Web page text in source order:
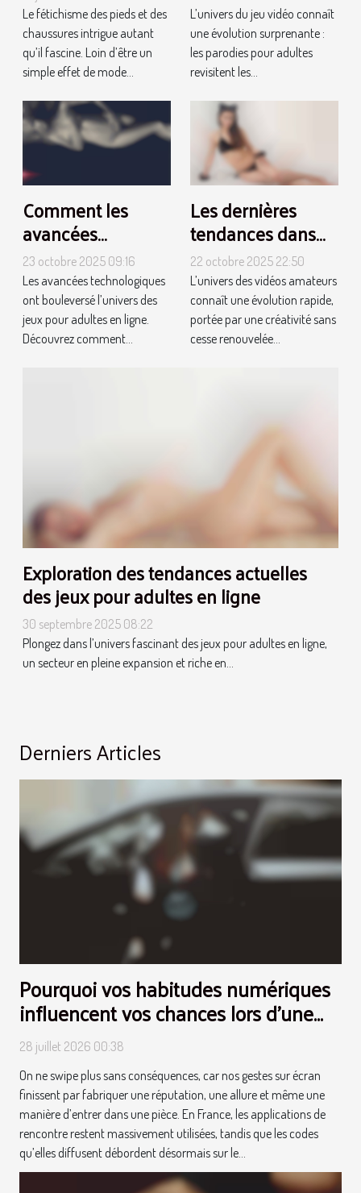
pieds et
chaussures
Le fétichisme des pieds et des
chaussures intrigue autant
qu’il fascine. Loin d’être un
simple effet de mode...
réinventent les
jeux vidéo
classiques ?
L’univers du jeu vidéo connaît
une évolution surprenante :
les parodies pour adultes
revisitent les...
Comment les
avancées
technologiques
ont transformé les
jeux pour adultes
en ligne ?
23 octobre 2025 09:16
Les avancées technologiques
ont bouleversé l’univers des
jeux pour adultes en ligne.
Découvrez comment...
Les dernières
tendances dans
les vidéos
amateurs :
évolution et
popularité
22 octobre 2025 22:50
L’univers des vidéos amateurs
connaît une évolution rapide,
portée par une créativité sans
cesse renouvelée...
Exploration des tendances actuelles
des jeux pour adultes en ligne
30 septembre 2025 08:22
Plongez dans l’univers fascinant des jeux pour adultes en ligne,
un secteur en pleine expansion et riche en...
Derniers Articles
Pourquoi vos habitudes numériques
influencent vos chances lors d’une
rencontre réelle
28 juillet 2026 00:38
On ne swipe plus sans conséquences, car nos gestes sur écran
finissent par fabriquer une réputation, une allure et même une
manière d’entrer dans une pièce. En France, les applications de
rencontre restent massivement utilisées, tandis que les codes
qu’elles diffusent débordent désormais sur le...